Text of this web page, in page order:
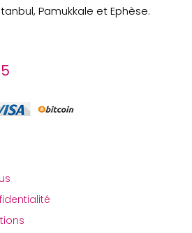
Pamukkale et Ephèse.